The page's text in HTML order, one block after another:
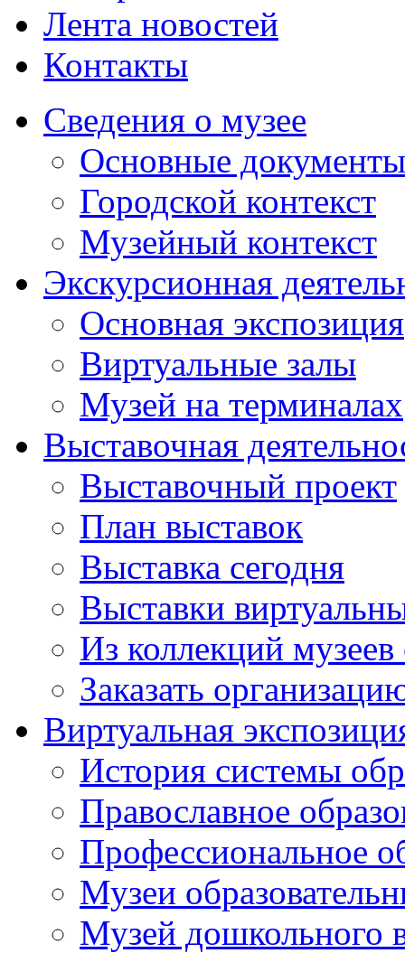
Лента новостей
Контакты
Сведения о музее
Основные документы
Городской контекст
Музейный контекст
Экскурсионная
Основная экспозиция
Виртуальные залы
Музей на терминалах
Выставочная
Выставочный проект
План выставок
Выставка сегодня
Выставки
Из коллекций
Заказать
Виртуальная
История системы
Православное
Профессиональное
Музеи
Музей дошкольного